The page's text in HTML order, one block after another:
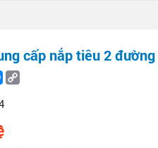
cấp nắp tiêu 2 đường
Messenger